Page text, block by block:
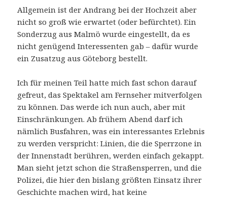
Allgemein ist der Andrang bei der Hochzeit aber
nicht so groß wie erwartet (oder befürchtet). Ein
Sonderzug aus Malmö wurde eingestellt, da es
nicht genügend Interessenten gab – dafür wurde
ein Zusatzug aus Göteborg bestellt.
Ich für meinen Teil hatte mich fast schon darauf
gefreut, das Spektakel am Fernseher mitverfolgen
zu können. Das werde ich nun auch, aber mit
Einschränkungen. Ab frühem Abend darf ich
nämlich Busfahren, was ein interessantes Erlebnis
zu werden verspricht: Linien, die die Sperrzone in
der Innenstadt berühren, werden einfach gekappt.
Man sieht jetzt schon die Straßensperren, und die
Polizei, die hier den bislang größten Einsatz ihrer
Geschichte machen wird, hat keine